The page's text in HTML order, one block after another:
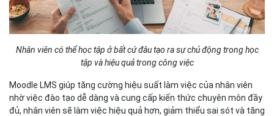
Nhân viên có thể học tập ở bất cứ đâu tạo ra sự chủ động trong học
tập và hiệu quả trong công việc
Moodle LMS giúp tăng cường hiệu suất làm việc của nhân viên
nhờ việc đào tạo dễ dàng và cung cấp kiến thức chuyên môn đầy
đủ, nhân viên sẽ làm việc hiệu quả hơn, giảm thiểu sai sót và tăng